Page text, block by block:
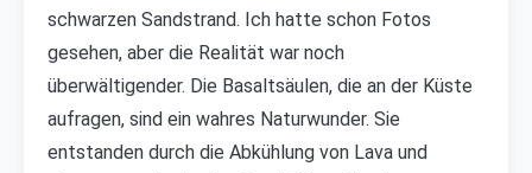
schwarzen Sandstrand. Ich hatte schon Fotos
gesehen, aber die Realität war noch
überwältigender. Die Basaltsäulen, die an der Küste
aufragen, sind ein wahres Naturwunder. Sie
entstanden durch die Abkühlung von Lava und